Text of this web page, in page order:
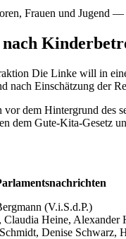
Frauen und Jugend
Die Linke will in
nach Einschätzung der
dem Hintergrund des
dem Gute-Kita-Gesetz
(V.i.S.d.P.)
Claudia Heine, Alexander
Denise Schwarz,